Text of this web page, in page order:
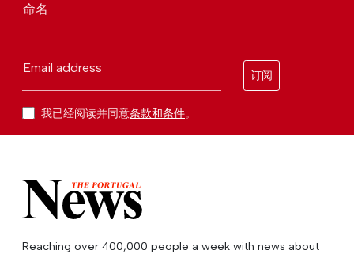
命名
Email address
订阅
我已经阅读并同意条款和条件。
Reaching over 400,000 people a week with news about